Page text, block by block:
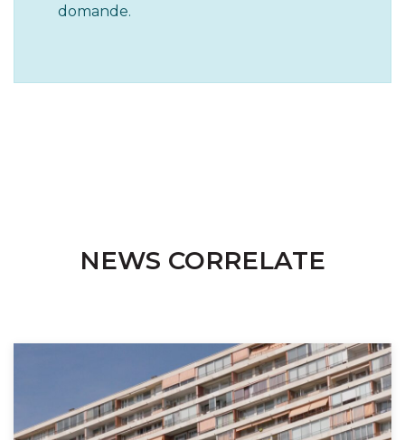
domande.
NEWS CORRELATE